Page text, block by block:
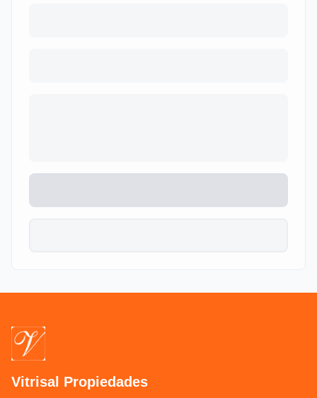
Vitrisal Propiedades